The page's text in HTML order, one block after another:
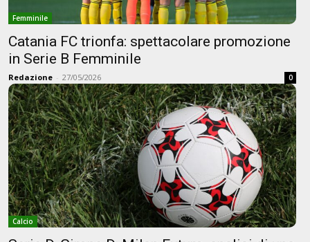
Femminile
Catania FC trionfa: spettacolare promozione
in Serie B Femminile
Redazione - 27/05/2026 0
Calcio